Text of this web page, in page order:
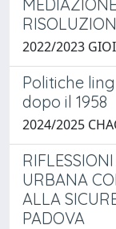
2022/2023
Politiche
dopo il 1958
2024/2025
URBANA
ALLA
PADOVA